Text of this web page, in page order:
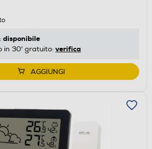
disponibile
in 30' gratuito: verifica
AGGIUNGI